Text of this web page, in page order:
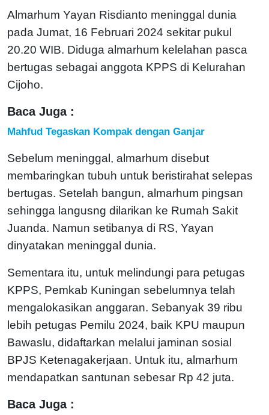
Almarhum Yayan Risdianto meninggal dunia
pada Jumat, 16 Februari 2024 sekitar pukul
20.20 WIB. Diduga almarhum kelelahan pasca
bertugas sebagai anggota KPPS di Kelurahan
Cijoho.
Baca Juga :
Mahfud Tegaskan Kompak dengan Ganjar
Sebelum meninggal, almarhum disebut
membaringkan tubuh untuk beristirahat selepas
bertugas. Setelah bangun, almarhum pingsan
sehingga langusng dilarikan ke Rumah Sakit
Juanda. Namun setibanya di RS, Yayan
dinyatakan meninggal dunia.
Sementara itu, untuk melindungi para petugas
KPPS, Pemkab Kuningan sebelumnya telah
mengalokasikan anggaran. Sebanyak 39 ribu
lebih petugas Pemilu 2024, baik KPU maupun
Bawaslu, didaftarkan melalui jaminan sosial
BPJS Ketenagakerjaan. Untuk itu, almarhum
mendapatkan santunan sebesar Rp 42 juta.
Baca Juga :